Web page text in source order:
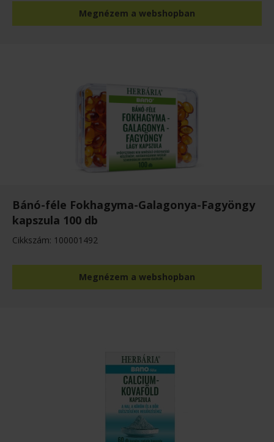
Megnézem a webshopban
Bánó-féle Fokhagyma-Galagonya-Fagyöngy
kapszula 100 db
Cikkszám: 100001492
Megnézem a webshopban